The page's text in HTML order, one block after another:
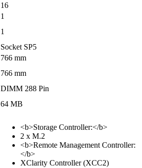
16
1
1
Socket SP5
766 mm
766 mm
DIMM 288 Pin
64 MB
<b>Storage Controller:</b>
2 x M.2
<b>Remote Management Controller:
</b>
XClarity Controller (XCC2)